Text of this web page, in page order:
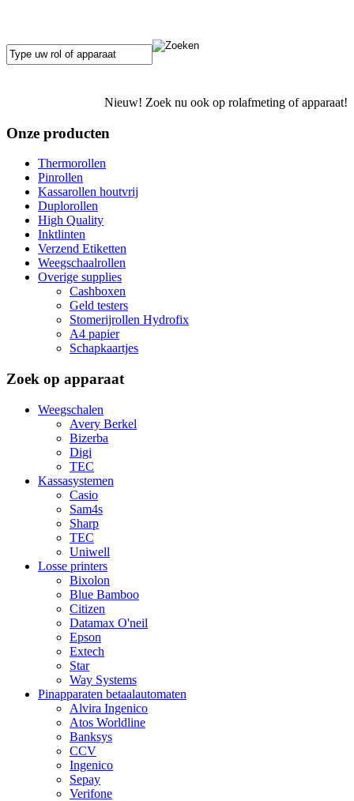
Nieuw! Zoek nu ook op rolafmeting of apparaat!
Onze producten
Thermorollen
Pinrollen
Kassarollen houtvrij
Duplorollen
High Quality
Inktlinten
Verzend Etiketten
Weegschaalrollen
Overige supplies
Cashboxen
Geld testers
Stomerijrollen Hydrofix
A4 papier
Schapkaartjes
Zoek op apparaat
Weegschalen
Avery Berkel
Bizerba
Digi
TEC
Kassasystemen
Casio
Sam4s
Sharp
TEC
Uniwell
Losse printers
Bixolon
Blue Bamboo
Citizen
Datamax O'neil
Epson
Extech
Star
Way Systems
Pinapparaten betaalautomaten
Alvira Ingenico
Atos Worldline
Banksys
CCV
Ingenico
Sepay
Verifone